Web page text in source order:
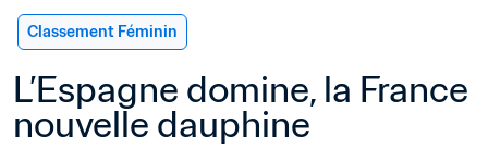
Classement Féminin
L’Espagne domine, la France
nouvelle dauphine